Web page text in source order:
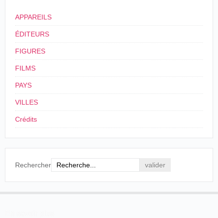
Voici maintenant quelques renseignements
successivement par Méliès. Ses premières vues du
début furent tournées par lui-même: le premier
opérateur professionnel qu'il forma fut Leclerc,
auquel succéda Michaut [sic] qui devait, par la
également anciens employés de Méliès, ouvrir la
première maison de location de films.
MÉLIÈS, 1945: 179.
Dès 1904,François Lallementva constituer une société
avecMaurice Astaixet Théophile Michault, qu'il avait
APPAREILS
ÉDITEURS
FIGURES
FILMS
PAYS
VILLES
Crédits
Rechercher